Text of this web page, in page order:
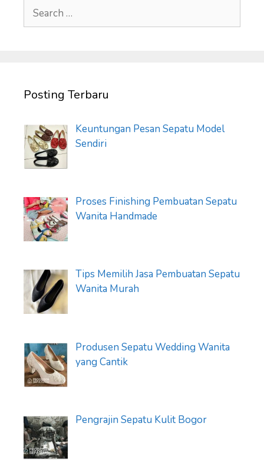
Search
for:
Posting Terbaru
Keuntungan Pesan Sepatu Model
Sendiri
Proses Finishing Pembuatan Sepatu
Wanita Handmade
Tips Memilih Jasa Pembuatan Sepatu
Wanita Murah
Produsen Sepatu Wedding Wanita
yang Cantik
Pengrajin Sepatu Kulit Bogor